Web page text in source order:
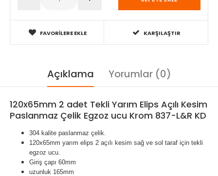
FAVORILERE EKLE KARŞILAŞTIR
Açıklama Yorumlar (0)
120x65mm 2 adet Tekli Yarım Elips Açılı Kesim
Paslanmaz Çelik Egzoz ucu Krom 837-L&R KD
304 kalite paslanmaz çelik.
120x65mm yarım elips 2 açılı kesim sağ ve sol taraf için tekli
egzoz ucu.
Giriş çapı 60mm
uzunluk 165mm